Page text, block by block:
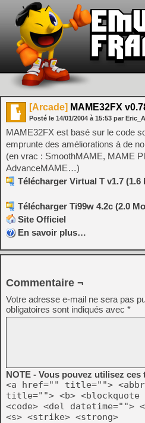
[Arcade] MAME32FX
Posté le 14/01/2004 à 15:53 par
MAME32FX est basé sur le code
emprunte des améliorations à de
(en vrac : SmoothMAME, MAME
AdvanceMAME…)
Télécharger Virtual T v1.7 (1.6
Télécharger Ti99w 4.2c (2.0
Site Officiel
En savoir plus…
Commentaire ¬
Votre adresse e-mail ne sera pas
obligatoires sont indiqués avec *
NOTE - Vous pouvez utilisez
<a href="" title="">
title=""> <b>
<code> <del datetime="">
<s> <strike> <strong>